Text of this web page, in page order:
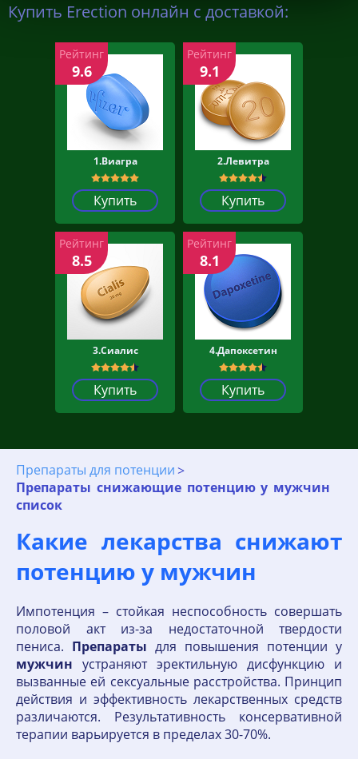
Купить Erection онлайн с доставкой:
1.Виагра
Купить
Рейтинг
9.6
2.Левитра
Купить
Рейтинг
9.1
3.Сиалис
Купить
Рейтинг
8.5
4.Дапоксетин
Купить
Рейтинг
8.1
Препараты для потенции
Препараты снижающие потенцию у мужчин
список
Какие лекарства снижают
потенцию у мужчин
Импотенция – стойкая неспособность совершать
половой акт из-за недостаточной твердости
пениса. Препараты для повышения потенции у
мужчин устраняют эректильную дисфункцию и
вызванные ей сексуальные расстройства. Принцип
действия и эффективность лекарственных средств
различаются. Результативность консервативной
терапии варьируется в пределах 30-70%.